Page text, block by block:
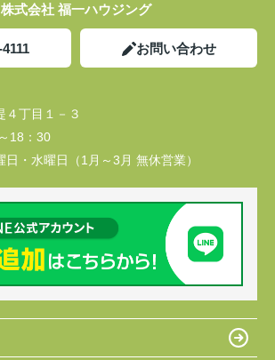
株式会社 福一ハウジング
お問い合わせ
４丁目１－３
18：30
日・水曜日（1月～3月 無休営業）